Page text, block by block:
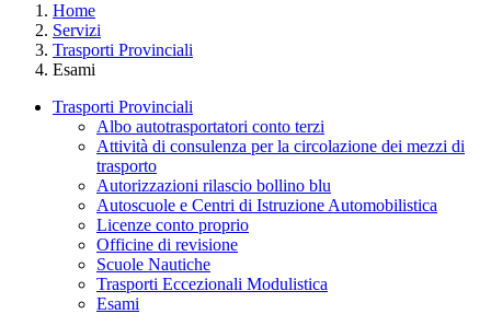
Home
Servizi
Trasporti Provinciali
Esami
Trasporti Provinciali
Albo autotrasportatori conto terzi
Attività di consulenza per la circolazione dei mezzi di
trasporto
Autorizzazioni rilascio bollino blu
Autoscuole e Centri di Istruzione Automobilistica
Licenze conto proprio
Officine di revisione
Scuole Nautiche
Trasporti Eccezionali Modulistica
Esami